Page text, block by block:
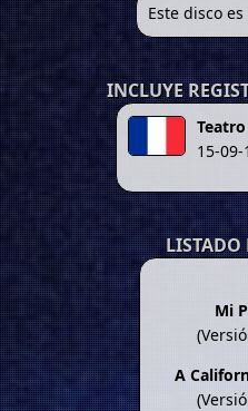
Este disco
INCLUYE
15-
LISTADO
Mi
A